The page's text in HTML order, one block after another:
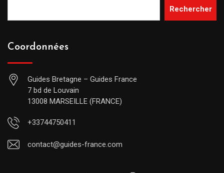
Rechercher
Coordonnées
Guides Bretagne – Guides France
7 bd de Louvain
13008 MARSEILLE (FRANCE)
+33744750411
contact@guides-france.com